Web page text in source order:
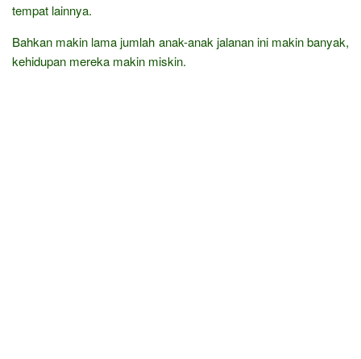
tempat lainnya.
Bahkan makin lama jumlah anak-anak jalanan ini makin banyak,
kehidupan mereka makin miskin.